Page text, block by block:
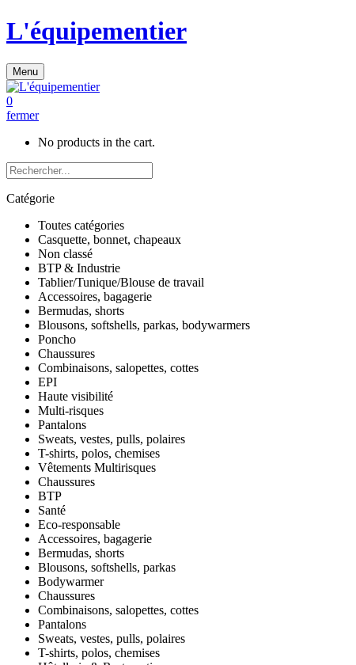
L'équipementier
Menu
0
fermer
No products in the cart.
Catégorie
Toutes catégories
Casquette, bonnet, chapeaux
Non classé
BTP & Industrie
Tablier/Tunique/Blouse de travail
Accessoires, bagagerie
Bermudas, shorts
Blousons, softshells, parkas, bodywarmers
Poncho
Chaussures
Combinaisons, salopettes, cottes
EPI
Haute visibilité
Multi-risques
Pantalons
Sweats, vestes, pulls, polaires
T-shirts, polos, chemises
Vêtements Multirisques
Chaussures
BTP
Santé
Eco-responsable
Accessoires, bagagerie
Bermudas, shorts
Blousons, softshells, parkas
Bodywarmer
Chaussures
Combinaisons, salopettes, cottes
Pantalons
Sweats, vestes, pulls, polaires
T-shirts, polos, chemises